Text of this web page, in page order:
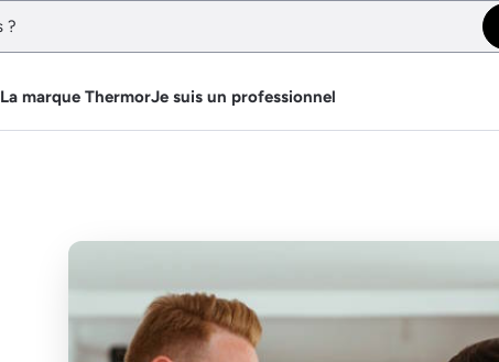
La marque ThermorJe suis un professionnel